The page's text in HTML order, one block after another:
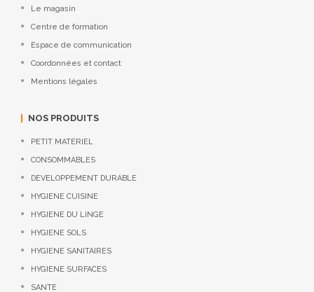
Le magasin
Centre de formation
Espace de communication
Coordonnées et contact
Mentions légales
NOS PRODUITS
PETIT MATERIEL
CONSOMMABLES
DEVELOPPEMENT DURABLE
HYGIENE CUISINE
HYGIENE DU LINGE
HYGIENE SOLS
HYGIENE SANITAIRES
HYGIENE SURFACES
SANTE